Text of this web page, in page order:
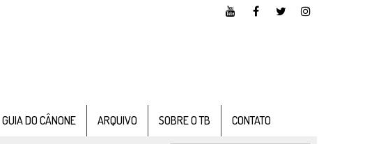
GUIA DO CÂNONE ARQUIVO SOBRE O TB CONTATO